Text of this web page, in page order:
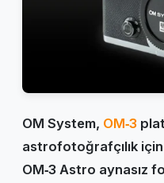
OM System, OM‑3
astrofotoğrafçılık
OM‑3 Astro aynasız